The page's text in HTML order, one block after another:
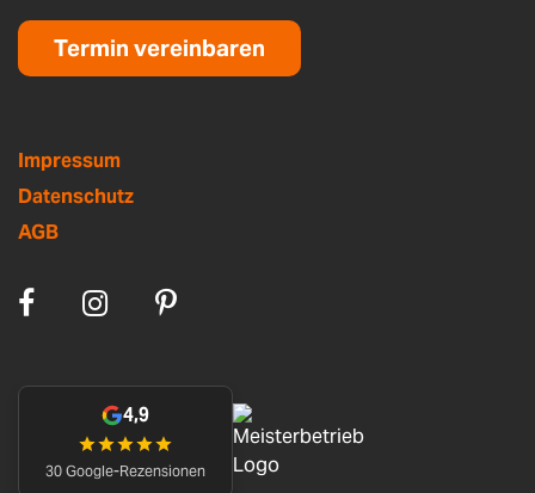
Termin vereinbaren
Impressum
Datenschutz
AGB
4,9
30 Google-Rezensionen